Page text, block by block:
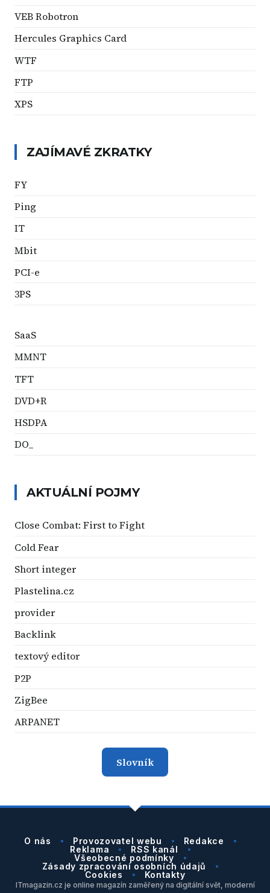
VEB Robotron
Hercules Graphics Card
WTF
FTP
XPS
ZAJÍMAVÉ ZKRATKY
FY
Ping
IT
Mbit
PCI-e
3PS
SaaS
MMNT
TFT
DVD+R
HSDPA
DO_
AKTUÁLNÍ POJMY
Close Combat: First to Fight
Cold Fear
Short integer
Plastelina.cz
provider
Backlink
textový editor
P2P
ZigBee
ARPANET
Slovník
O nás Provozovatel webu
Redakce
Reklama
RSS kanál
Všeobecné podmínky
Zásady zpracování osobních údajů
Cookies
Kontakty
ITmagazin.cz je online magazín zaměřený na digitální svět, moderní